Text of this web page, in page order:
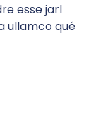
esse jarl
ullamco qué